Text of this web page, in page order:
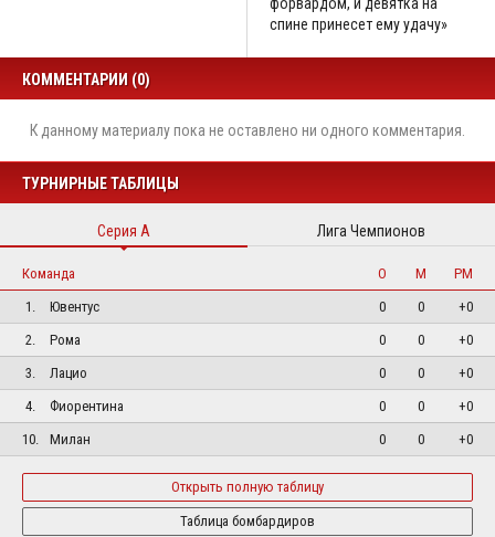
спине принесет ему удачу»
КОММЕНТАРИИ (0)
К данному материалу пока не оставлено ни одного комментария.
ТУРНИРНЫЕ ТАБЛИЦЫ
Серия А Лига Чемпионов
Команда О М
РМ
1.
Ювентус 0 0
+0
2.
Рома 0 0
+0
3.
Лацио 0 0
+0
4.
Фиорентина 0 0
+0
10.
Милан 0 0 +0
Открыть полную таблицу
Таблица бомбардиров